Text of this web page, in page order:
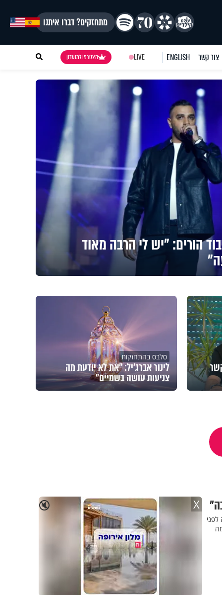
מתחזקים? דברו איתנו
צור קשר ENGLISH
LIVE הצטרפו למועדון
הורים: "יש לי הרבה מאוד
הקשר
סלבס בהתחזקות
לינור אברג'יל: "את לא יודעת מה
צניעות עושה בשמיים"
🔇 X